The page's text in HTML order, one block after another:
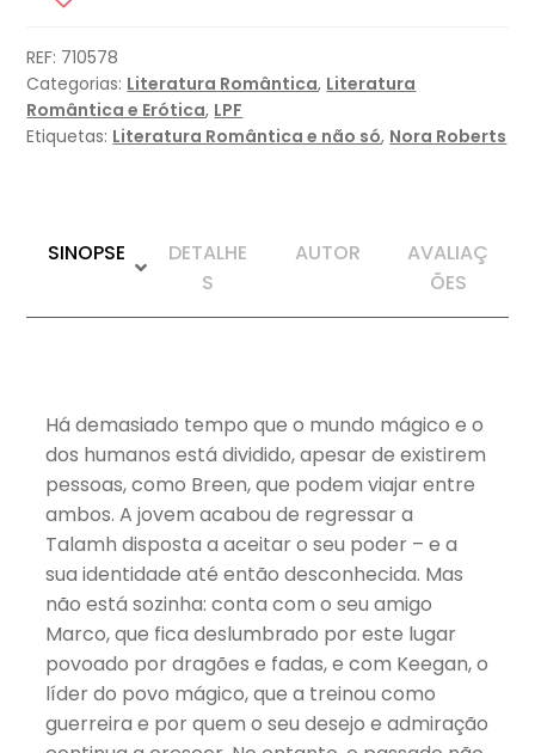
REF: 710578
Categorias: Literatura Romântica, Literatura
Romântica e Erótica, LPF
Etiquetas: Literatura Romântica e não só, Nora Roberts
SINOPSE
DETALHE
S
AUTOR
AVALIAÇ
ÕES
Há demasiado tempo que o mundo mágico e o
dos humanos está dividido, apesar de existirem
pessoas, como Breen, que podem viajar entre
ambos. A jovem acabou de regressar a
Talamh disposta a aceitar o seu poder – e a
sua identidade até então desconhecida. Mas
não está sozinha: conta com o seu amigo
Marco, que fica deslumbrado por este lugar
povoado por dragões e fadas, e com Keegan, o
líder do povo mágico, que a treinou como
guerreira e por quem o seu desejo e admiração